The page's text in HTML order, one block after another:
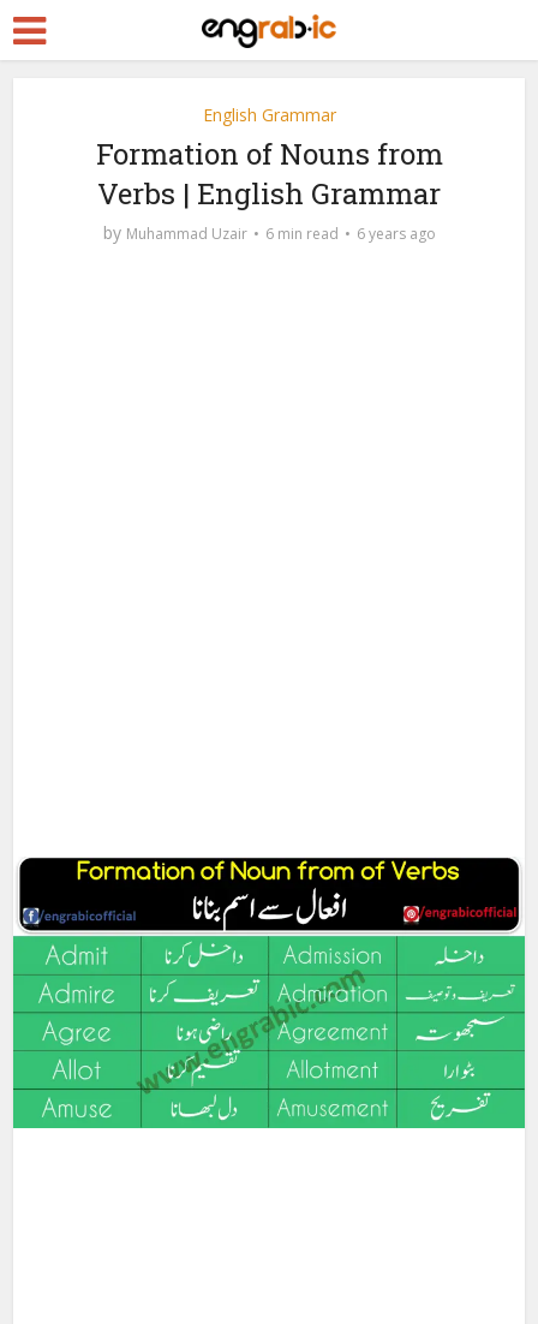
English Grammar
Formation of Nouns from
Verbs | English Grammar
by Muhammad Uzair 6 min read 6 years ago